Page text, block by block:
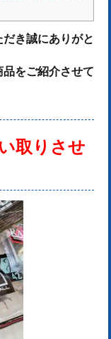
き誠にありがと
をご紹介させて
取りさせ